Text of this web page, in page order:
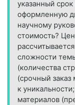
указанный
оформленную
научному
стоимость?
сложности
(количества
(срочный
к
материалов